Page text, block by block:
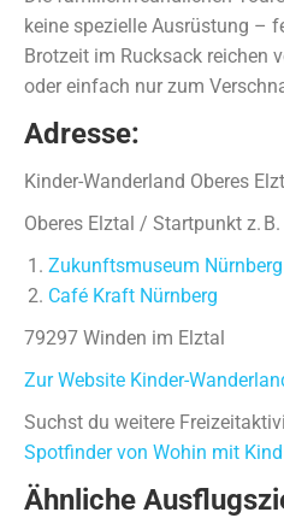
keine spezielle Ausrüstung –
Brotzeit im Rucksack reichen
oder einfach nur zum
Adresse:
Kinder-Wanderland Oberes
Oberes Elztal / Startpunkt z.
Zukunftsmuseum Nürnberg
Café Kraft Nürnberg
79297 Winden im Elztal
Zur Website Kinder-
Suchst du weitere
Spotfinder von Wohin mit Kind
Ähnliche